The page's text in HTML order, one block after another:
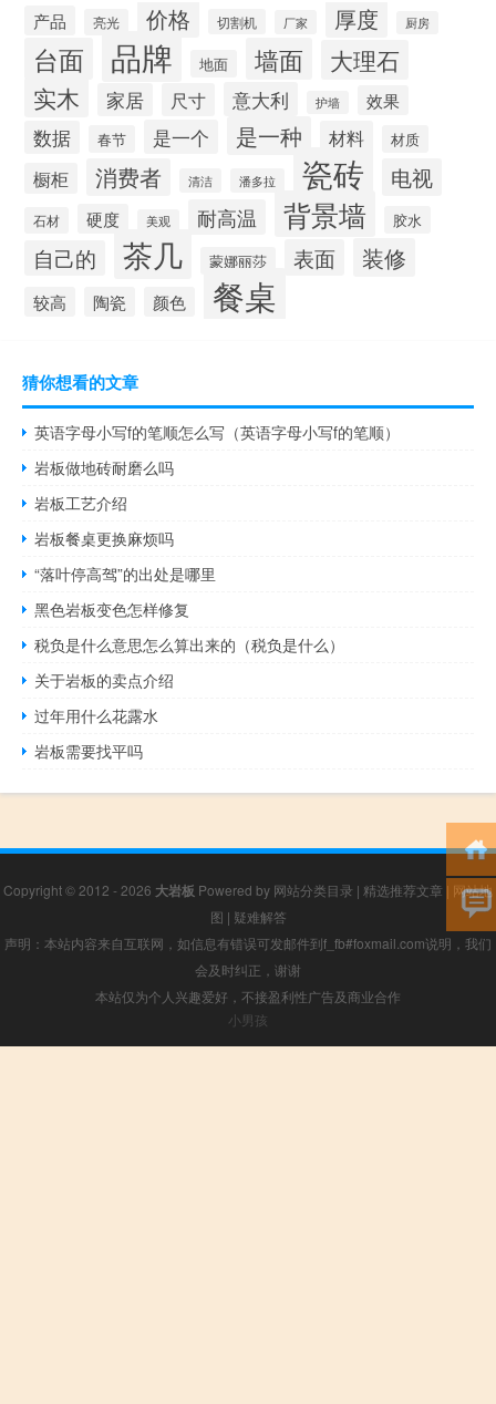
产品 亮光 价格 切割机 厂家 厚度 厨房
台面 品牌 地面 墙面
大理石
实木
家居 尺寸 意大利 护墙 效果
数据 春节 是一个 是一种 材料 材质
橱柜 消费者 清洁 潘多拉 瓷砖 电视
石材 硬度 美观 耐高温 背景墙 胶水
自己的 茶几 蒙娜丽莎 表面 装修
较高 陶瓷 颜色 餐桌
猜你想看的文章
英语字母小写f的笔顺怎么写（英语字母小写f的笔顺）
岩板做地砖耐磨么吗
岩板工艺介绍
岩板餐桌更换麻烦吗
“落叶停高驾”的出处是哪里
黑色岩板变色怎样修复
税负是什么意思怎么算出来的（税负是什么）
关于岩板的卖点介绍
过年用什么花露水
岩板需要找平吗
Copyright © 2012 - 2026 大岩板 Powered by 网站分类目录 | 精选推荐文章 | 网站地
图 | 疑难解答
声明：本站内容来自互联网，如信息有错误可发邮件到f_fb#foxmail.com说明，我们
会及时纠正，谢谢
本站仅为个人兴趣爱好，不接盈利性广告及商业合作
小男孩